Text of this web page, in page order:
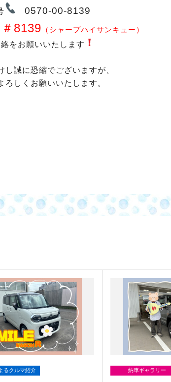
0570-00-8139
＃8139 （シャープハイサンキュー）
をお願いいたします
し誠に恐縮でございますが、
ろしくお願いいたします。
るクルマ紹介 納車ギャラリー